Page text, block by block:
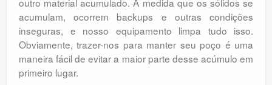
acumulam, ocorrem backups e outras condições
inseguras, e nosso equipamento limpa tudo isso.
Obviamente, trazer-nos para manter seu poço é uma
maneira fácil de evitar a maior parte desse acúmulo em
primeiro lugar.